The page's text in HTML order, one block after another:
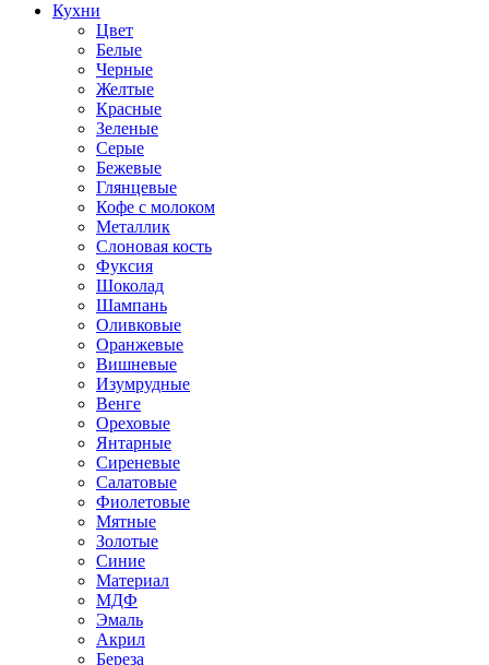
Кухни
Цвет
Белые
Черные
Желтые
Красные
Зеленые
Серые
Бежевые
Глянцевые
Кофе с молоком
Металлик
Слоновая кость
Фуксия
Шоколад
Шампань
Оливковые
Оранжевые
Вишневые
Изумрудные
Венге
Ореховые
Янтарные
Сиреневые
Салатовые
Фиолетовые
Мятные
Золотые
Синие
Материал
МДФ
Эмаль
Акрил
Береза